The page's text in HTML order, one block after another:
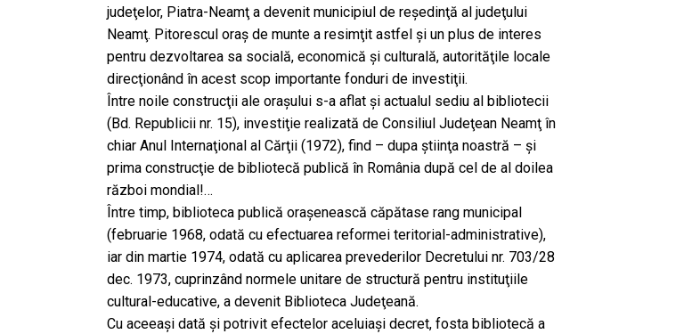
judeţelor, Piatra-Neamţ a devenit municipiul de reşedinţă al judeţului
Neamţ. Pitorescul oraş de munte a resimţit astfel şi un plus de interes
pentru dezvoltarea sa socială, economică şi culturală, autorităţile locale
direcţionând în acest scop importante fonduri de investiţii.
Între noile construcţii ale oraşului s-a aflat şi actualul sediu al bibliotecii
(Bd. Republicii nr. 15), investiţie realizată de Consiliul Judeţean Neamţ în
chiar Anul Internaţional al Cărţii (1972), find – dupa ştiinţa noastră – şi
prima construcţie de bibliotecă publică în România după cel de al doilea
război mondial!…
Între timp, biblioteca publică oraşenească căpătase rang municipal
(februarie 1968, odată cu efectuarea reformei teritorial-administrative),
iar din martie 1974, odată cu aplicarea prevederilor Decretului nr. 703/28
dec. 1973, cuprinzând normele unitare de structură pentru instituţiile
cultural-educative, a devenit Biblioteca Judeţeană.
Cu aceeaşi dată şi potrivit efectelor aceluiaşi decret, fosta bibliotecă a